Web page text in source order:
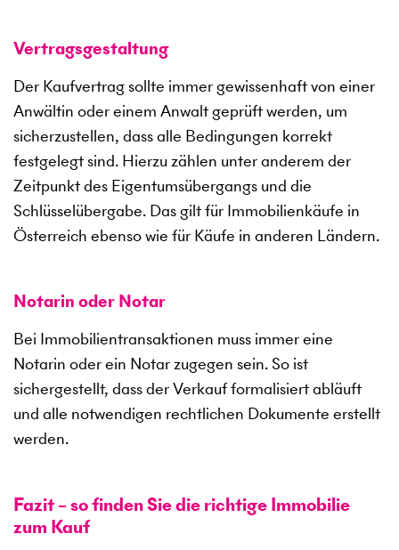
Vertragsgestaltung
Der Kaufvertrag sollte immer gewissenhaft von einer
Anwältin oder einem Anwalt geprüft werden, um
sicherzustellen, dass alle Bedingungen korrekt
festgelegt sind. Hierzu zählen unter anderem der
Zeitpunkt des Eigentumsübergangs und die
Schlüsselübergabe. Das gilt für Immobilienkäufe in
Österreich ebenso wie für Käufe in anderen Ländern.
Notarin oder Notar
Bei Immobilientransaktionen muss immer eine
Notarin oder ein Notar zugegen sein. So ist
sichergestellt, dass der Verkauf formalisiert abläuft
und alle notwendigen rechtlichen Dokumente erstellt
werden.
Fazit – so finden Sie die richtige Immobilie
zum Kauf